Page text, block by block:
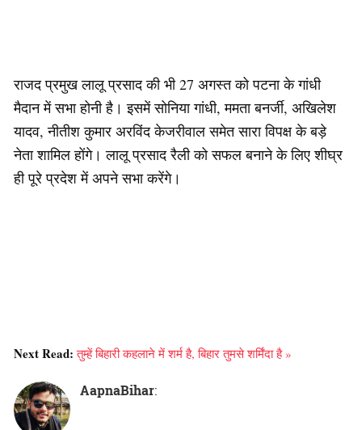
राजद प्रमुख लालू प्रसाद की भी 27 अगस्त को पटना के गांधी
मैदान में सभा होनी है। इसमें सोनिया गांधी, ममता बनर्जी, अखिलेश
यादव, नीतीश कुमार अरविंद केजरीवाल समेत सारा विपक्ष के बड़े
नेता शामिल होंगे। लालू प्रसाद रैली को सफल बनाने के लिए शीघ्र
ही पूरे प्रदेश में अपने सभा करेंगे।
Next Read:तुम्हें बिहारी कहलाने में शर्म है, बिहार तुमसे शर्मिंदा है »
AapnaBihar: